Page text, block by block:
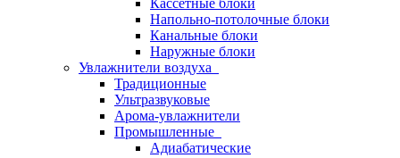
Кассетные блоки
Напольно-потолочные блоки
Канальные блоки
Наружные блоки
Увлажнители воздуха
Традиционные
Ультразвуковые
Арома-увлажнители
Промышленныe
Адиабатические